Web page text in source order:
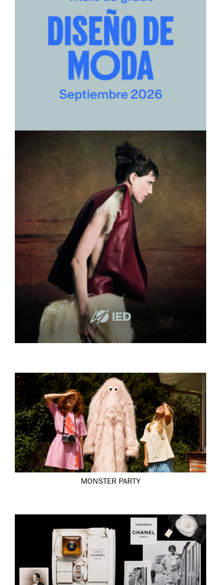
MONSTER PARTY